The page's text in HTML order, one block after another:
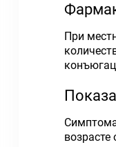
При
возрасте